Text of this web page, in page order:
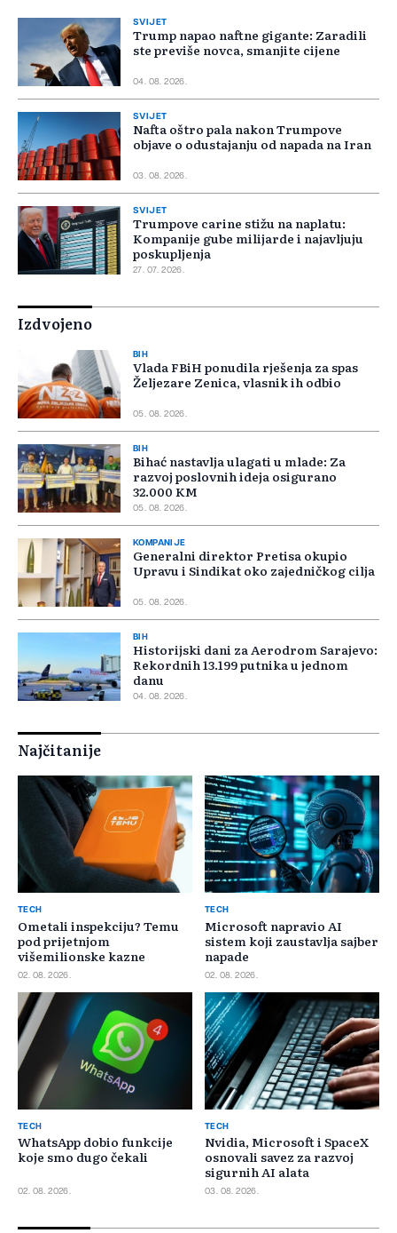
SVIJET
Trump napao naftne gigante: Zaradili
ste previše novca, smanjite cijene
04. 08. 2026.
SVIJET
Nafta oštro pala nakon Trumpove
objave o odustajanju od napada na Iran
03. 08. 2026.
SVIJET
Trumpove carine stižu na naplatu:
Kompanije gube milijarde i najavljuju
poskupljenja
27. 07. 2026.
Izdvojeno
BIH
Vlada FBiH ponudila rješenja za spas
Željezare Zenica, vlasnik ih odbio
05. 08. 2026.
BIH
Bihać nastavlja ulagati u mlade: Za
razvoj poslovnih ideja osigurano
32.000 KM
05. 08. 2026.
KOMPANIJE
Generalni direktor Pretisa okupio
Upravu i Sindikat oko zajedničkog cilja
05. 08. 2026.
BIH
Historijski dani za Aerodrom Sarajevo:
Rekordnih 13.199 putnika u jednom
danu
04. 08. 2026.
Najčitanije
TECH
Ometali inspekciju? Temu
pod prijetnjom
višemilionske kazne
02. 08. 2026.
TECH
Microsoft napravio AI
sistem koji zaustavlja sajber
napade
02. 08. 2026.
TECH
WhatsApp dobio funkcije
koje smo dugo čekali
02. 08. 2026.
TECH
Nvidia, Microsoft i SpaceX
osnovali savez za razvoj
sigurnih AI alata
03. 08. 2026.